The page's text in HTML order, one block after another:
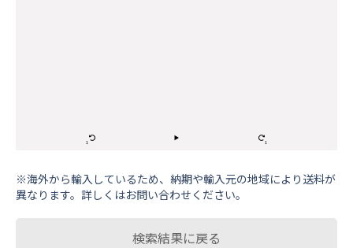
※海外から輸⼊しているため、納期や輸⼊元の地域により送料が
異なります。詳しくはお問い合わせください。
検索結果に戻る